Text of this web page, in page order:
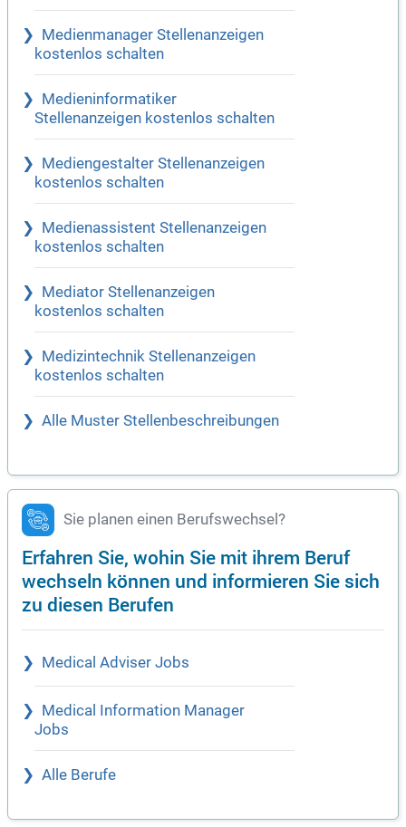
Medienmanager Stellenanzeigen
kostenlos schalten
Medieninformatiker
Stellenanzeigen kostenlos schalten
Mediengestalter Stellenanzeigen
kostenlos schalten
Medienassistent Stellenanzeigen
kostenlos schalten
Mediator Stellenanzeigen
kostenlos schalten
Medizintechnik Stellenanzeigen
kostenlos schalten
Alle Muster Stellenbeschreibungen
Sie planen einen Berufswechsel?
Erfahren Sie, wohin Sie mit ihrem Beruf
wechseln können und informieren Sie sich
zu diesen Berufen
Medical Adviser Jobs
Medical Information Manager
Jobs
Alle Berufe